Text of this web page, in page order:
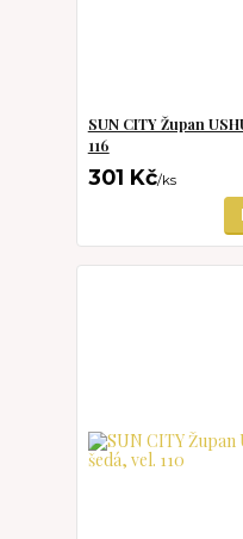
SUN CITY Župan
116
301 Kč/ks